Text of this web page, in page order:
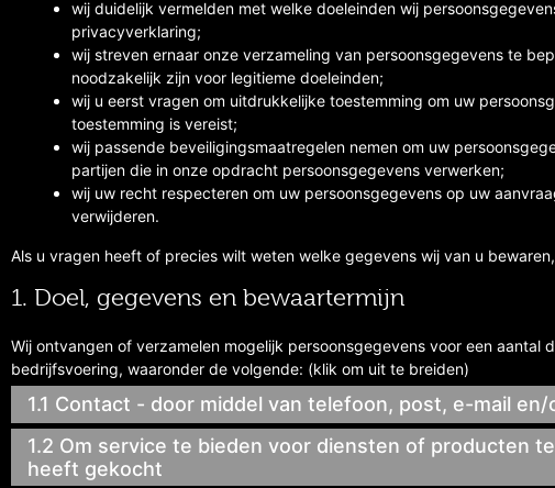
wij duidelijk vermelden met welke doeleinden wij
privacyverklaring;
wij streven ernaar onze verzameling van persoonsgegevens te
noodzakelijk zijn voor legitieme doeleinden;
wij u eerst vragen om uitdrukkelijke toestemming om uw
toestemming is vereist;
wij passende beveiligingsmaatregelen nemen om uw
partijen die in onze opdracht persoonsgegevens verwerken;
wij uw recht respecteren om uw persoonsgegevens op uw
verwijderen.
Als u vragen heeft of precies wilt weten welke gegevens wij van u
1. Doel, gegevens en bewaartermijn
Wij ontvangen of verzamelen mogelijk persoonsgegevens voor een aantal
bedrijfsvoering, waaronder de volgende: (klik om uit te breiden)
1.1 Contact - door middel van telefoon, post, e-mail
1.2 Om service te bieden voor diensten of producten
heeft gekocht